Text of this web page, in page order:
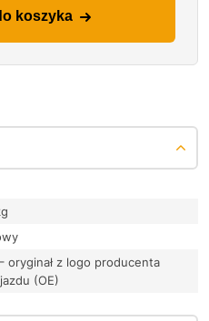
koszyka
oryginał z logo producenta
(OE)